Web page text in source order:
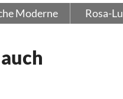
Moderne Rosa-